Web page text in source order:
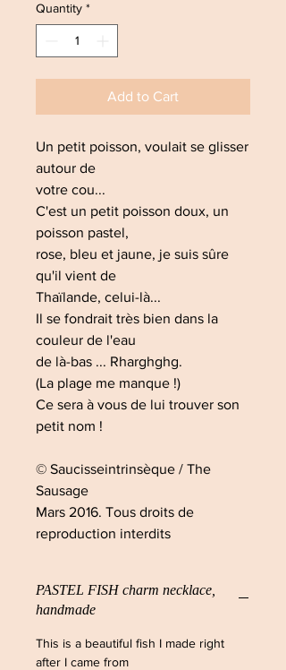
Quantity *
Add to Cart
Un petit poisson, voulait se glisser
autour de
votre cou...
C'est un petit poisson doux, un
poisson pastel,
rose, bleu et jaune, je suis sûre
qu'il vient de
Thaïlande, celui-là...
Il se fondrait très bien dans la
couleur de l'eau
de là-bas ... Rharghghg.
(La plage me manque !)
Ce sera à vous de lui trouver son
petit nom !
© Saucisseintrinsèque / The
Sausage
Mars 2016. Tous droits de
reproduction interdits
PASTEL FISH charm necklace,
handmade
This is a beautiful fish I made right
after I came from